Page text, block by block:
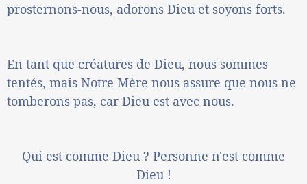
prosternons-nous, adorons Dieu et soyons forts.
En tant que créatures de Dieu, nous sommes
tentés, mais Notre Mère nous assure que nous ne
tomberons pas, car Dieu est avec nous.
Qui est comme Dieu ? Personne n'est comme
Dieu !